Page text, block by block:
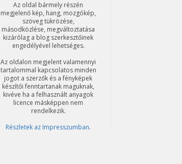
Az oldal bármely részén
megjelenő kép, hang, mozgókép,
szöveg tükrözése,
másodközlése, megváltoztatása
kizárólag a blog szerkesztőinek
engedélyével lehetséges.
Az oldalon megjelent valamennyi
tartalommal kapcsolatos minden
jogot a szerzők és a fényképek
készítői fenntartanak maguknak,
kivéve ha a felhasznált anyagok
licence másképpen nem
rendelkezik.
Részletek az Impresszumban.